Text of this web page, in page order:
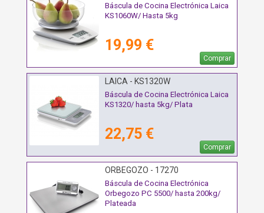
Báscula de Cocina Electrónica Laica
KS1060W/ Hasta 5kg
19,99 €
Comprar
LAICA - KS1320W
Báscula de Cocina Electrónica Laica
KS1320/ hasta 5kg/ Plata
22,75 €
Comprar
ORBEGOZO - 17270
Báscula de Cocina Electrónica
Orbegozo PC 5500/ hasta 200kg/
Plateada